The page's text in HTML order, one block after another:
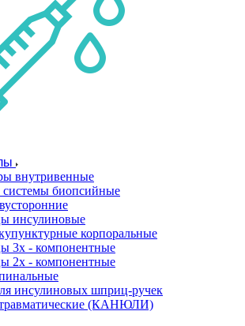
внутривенные
биопсийные
инсулиновые
корпоральные
3х - компонентные
2х - компонентные
инсулиновых шприц-ручек
(КАНЮЛИ)